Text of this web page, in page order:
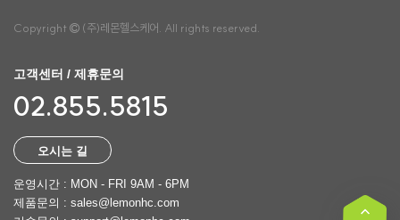
Copyright (주)레몬헬스케어. All rights reserved.
고객센터 / 제휴문의
02.855.5815
오시는 길
운영시간 : MON - FRI 9AM - 6PM
제품문의 : sales@lemonhc.com